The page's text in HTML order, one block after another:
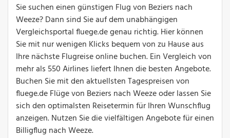
Sie suchen einen günstigen Flug von Beziers nach
Weeze? Dann sind Sie auf dem unabhängigen
Vergleichsportal fluege.de genau richtig. Hier können
Sie mit nur wenigen Klicks bequem von zu Hause aus
Ihre nächste Flugreise online buchen. Ein Vergleich von
mehr als 550 Airlines liefert Ihnen die besten Angebote.
Buchen Sie mit den aktuellsten Tagespreisen von
fluege.de Flüge von Beziers nach Weeze oder lassen Sie
sich den optimalsten Reisetermin für Ihren Wunschflug
anzeigen. Nutzen Sie die vielfältigen Angebote für einen
Billigflug nach Weeze.